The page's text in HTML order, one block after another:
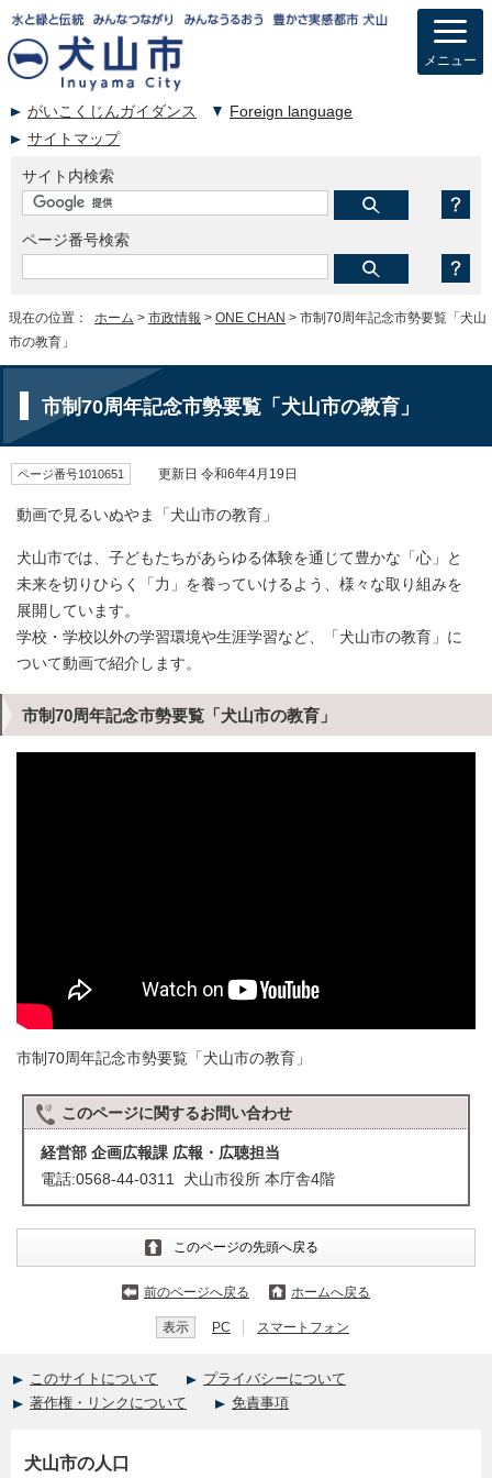
がいこくじんガイダンス
Foreign language
サイトマップ
サイト内検索
ページ番号検索
メニュー
現在の位置： ホーム > 市政情報 > ONE CHAN > 市制70周年記念市勢要覧「犬山
市の教育」
市制70周年記念市勢要覧「犬山市の教育」
ページ番号1010651 更新日 令和6年4月19日
動画で見るいぬやま「犬山市の教育」
犬山市では、子どもたちがあらゆる体験を通じて豊かな「心」と
未来を切りひらく「力」を養っていけるよう、様々な取り組みを
展開しています。
学校・学校以外の学習環境や生涯学習など、「犬山市の教育」に
ついて動画で紹介します。
市制70周年記念市勢要覧「犬山市の教育」
市制70周年記念市勢要覧「犬山市の教育」
このページに関するお問い合わせ
経営部 企画広報課 広報・広聴担当
電話:0568-44-0311 犬山市役所 本庁舎4階
このページの先頭へ戻る
前のページへ戻る ホームへ戻る
表示 PC スマートフォン
このサイトについて
プライバシーについて
著作権・リンクについて
免責事項
犬山市の人口